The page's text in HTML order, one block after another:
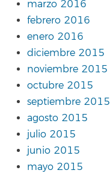
marzo 2016
febrero 2016
enero 2016
diciembre 2015
noviembre 2015
octubre 2015
septiembre 2015
agosto 2015
julio 2015
junio 2015
mayo 2015